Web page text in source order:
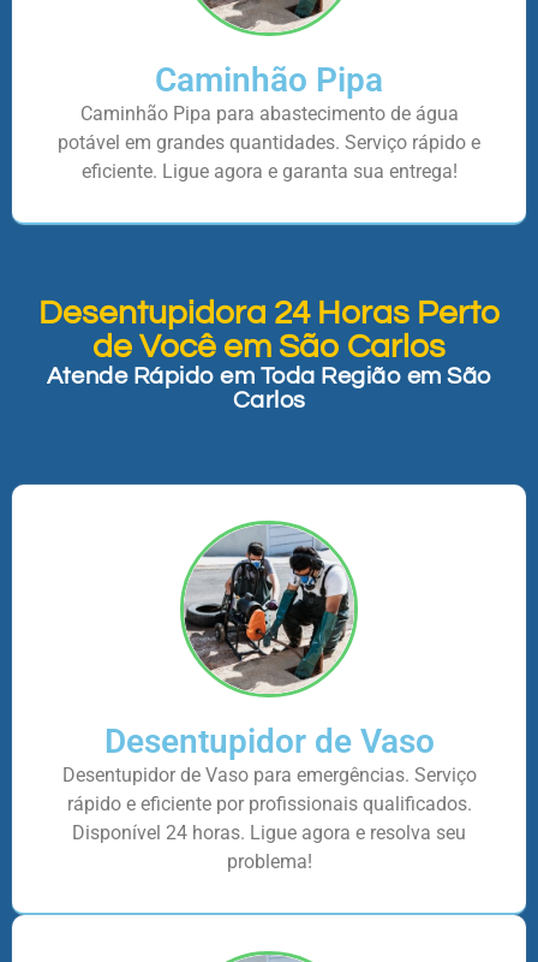
Caminhão Pipa
Caminhão Pipa para abastecimento de água
potável em grandes quantidades. Serviço rápido e
eficiente. Ligue agora e garanta sua entrega!
Desentupidora 24 Horas Perto
de Você em São Carlos
Atende Rápido em Toda Região em São
Carlos
Desentupidor de Vaso
Desentupidor de Vaso para emergências. Serviço
rápido e eficiente por profissionais qualificados.
Disponível 24 horas. Ligue agora e resolva seu
problema!